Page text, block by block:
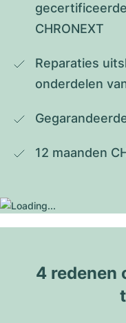
CHRONEXT
Reparaties
onderdelen
12 maanden
4 redenen